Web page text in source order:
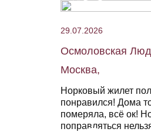
29.07.2026
Осмоловская
Москва,
Норковый жилет
понравился! Дома
померяла, всё ок!
поправляться